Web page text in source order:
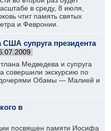
в среду, 8 июля,
чтит память святых
и Февронии.
США супруга президента
Медведева и супруга
экскурсию по
Обамы — Малией и
в
посвящен памяти Иосифа